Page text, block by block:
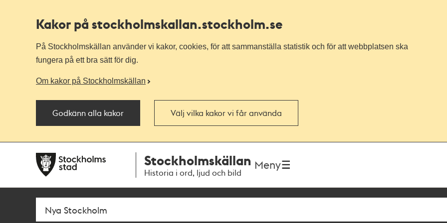
Kakor på stockholmskallan.stockholm.se
På Stockholmskällan använder vi kakor, cookies, för att sammanställa statistik och för att webbplatsen ska
fungera på ett bra sätt för dig.
Om kakor på Stockholmskällan
Godkänn alla kakor Välj vilka kakor vi får använda
navigationen
huvudinnehållet
Stockholmskällan
Historia i ord, ljud och bild
Meny
Sök